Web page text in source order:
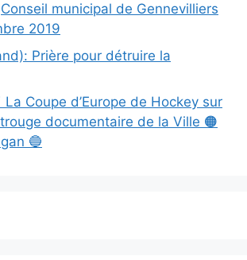
municipal de Gennevilliers
2019
Prière pour détruire la
Coupe d’Europe de Hockey sur
documentaire de la Ville 🟠
🔵